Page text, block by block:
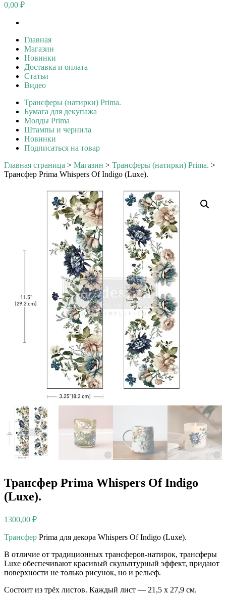
0,00 ₽
Главная
Магазин
Новинки
Доставка и оплата
Статьи
Видео
Трансферы (натирки) Prima.
Бумага для декупажа
Молды Prima
Штампы и чернила
Новинки
Подписаться на товар
Главная страница > Магазин > Трансферы (натирки) Prima. >
Трансфер Prima Whispers Of Indigo (Luxe).
Трансфер Prima Whispers Of Indigo
(Luxe).
1300,00 ₽
Трансфер Prima для декора Whispers Of Indigo (Luxe).
В отличие от традиционных трансферов-натирок, трансферы
Luxe обеспечивают красивый скульптурный эффект, придают
поверхности не только рисунок, но и рельеф.
Состоит из трёх листов. Каждый лист — 21,5 х 27,9 см.